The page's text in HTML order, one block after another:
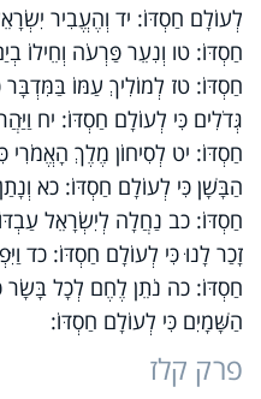
לְעוֹלָם חַסְדּוֹ: יד וְהֶעֱבִיר
חַסְדּוֹ: טו וְנִעֵר פַּרְעֹה וְחֵילוֹ
חַסְדּוֹ: טז לְמוֹלִיךְ עַמּוֹ בַּמִּדְבָּר
גְּדֹלִים כִּי לְעוֹלָם חַסְדּוֹ: יח
חַסְדּוֹ: יט לְסִיחוֹן מֶלֶךְ הָאֱמֹרִי
הַבָּשָׁן כִּי לְעוֹלָם חַסְדּוֹ: כא
חַסְדּוֹ: כב נַחֲלָה לְיִשְׂרָאֵל
זָכַר לָנוּ כִּי לְעוֹלָם חַסְדּוֹ: כד
חַסְדּוֹ: כה נֹתֵן לֶחֶם לְכָל בָּשָׂר
הַשָּׁמָיִם כִּי לְעוֹלָם חַסְדּוֹ:
פרק קלז